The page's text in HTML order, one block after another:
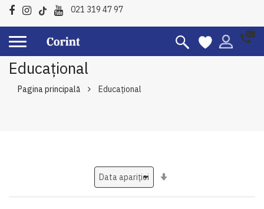
021 319 47 97
Educațional
Pagina principală Educațional